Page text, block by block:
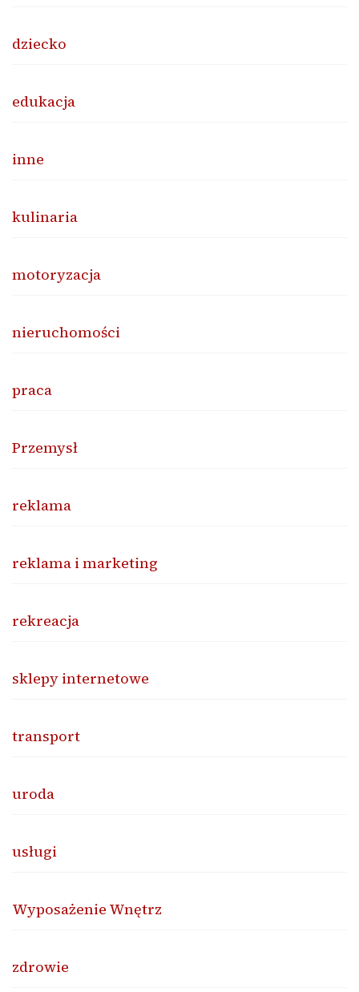
dziecko
edukacja
inne
kulinaria
motoryzacja
nieruchomości
praca
Przemysł
reklama
reklama i marketing
rekreacja
sklepy internetowe
transport
uroda
usługi
Wyposażenie Wnętrz
zdrowie